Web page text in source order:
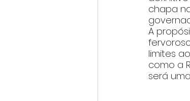
chapa
A
limites
como a
será